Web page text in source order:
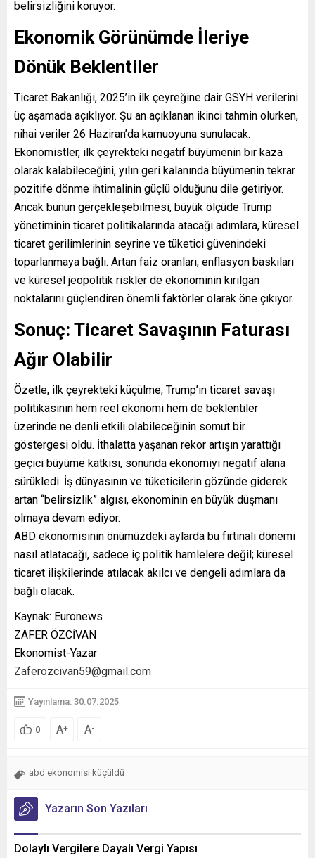
belirsizliğini koruyor.
Ekonomik Görünümde İleriye
Dönük Beklentiler
Ticaret Bakanlığı, 2025’in ilk çeyreğine dair GSYH verilerini
üç aşamada açıklıyor. Şu an açıklanan ikinci tahmin olurken,
nihai veriler 26 Haziran’da kamuoyuna sunulacak.
Ekonomistler, ilk çeyrekteki negatif büyümenin bir kaza
olarak kalabileceğini, yılın geri kalanında büyümenin tekrar
pozitife dönme ihtimalinin güçlü olduğunu dile getiriyor.
Ancak bunun gerçekleşebilmesi, büyük ölçüde Trump
yönetiminin ticaret politikalarında atacağı adımlara, küresel
ticaret gerilimlerinin seyrine ve tüketici güvenindeki
toparlanmaya bağlı. Artan faiz oranları, enflasyon baskıları
ve küresel jeopolitik riskler de ekonominin kırılgan
noktalarını güçlendiren önemli faktörler olarak öne çıkıyor.
Sonuç: Ticaret Savaşının Faturası
Ağır Olabilir
Özetle, ilk çeyrekteki küçülme, Trump’ın ticaret savaşı
politikasının hem reel ekonomi hem de beklentiler
üzerinde ne denli etkili olabileceğinin somut bir
göstergesi oldu. İthalatta yaşanan rekor artışın yarattığı
geçici büyüme katkısı, sonunda ekonomiyi negatif alana
sürükledi. İş dünyasının ve tüketicilerin gözünde giderek
artan “belirsizlik” algısı, ekonominin en büyük düşmanı
olmaya devam ediyor.
ABD ekonomisinin önümüzdeki aylarda bu fırtınalı dönemi
nasıl atlatacağı, sadece iç politik hamlelere değil; küresel
ticaret ilişkilerinde atılacak akılcı ve dengeli adımlara da
bağlı olacak.
Kaynak: Euronews
ZAFER ÖZCİVAN
Ekonomist-Yazar
Zaferozcivan59@gmail.com
Yayınlama: 30.07.2025
0 A+ A-
abd ekonomisi küçüldü
Yazarın Son Yazıları
Dolaylı Vergilere Dayalı Vergi Yapısı